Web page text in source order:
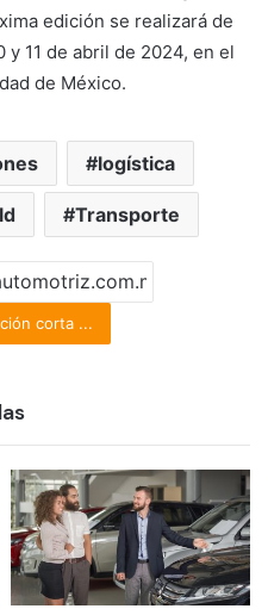
edición se realizará de
y 11 de abril de 2024, en el
de México.
logística
Transporte
corta ...